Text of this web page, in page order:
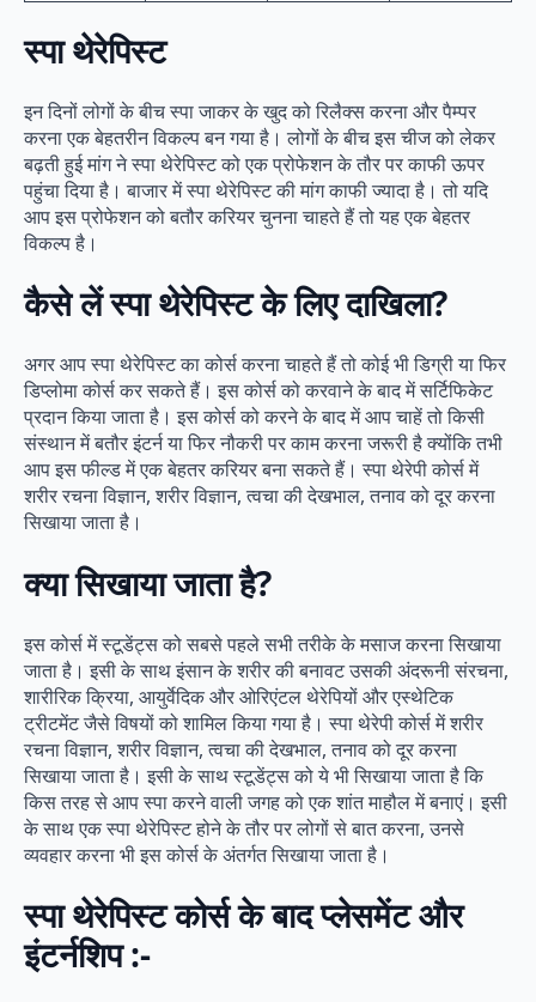
स्पा थेरेपिस्ट
इन दिनों लोगों के बीच स्पा जाकर के खुद को रिलैक्स करना और पैम्पर
करना एक बेहतरीन विकल्प बन गया है। लोगों के बीच इस चीज को लेकर
बढ़ती हुई मांग ने स्पा थेरेपिस्ट को एक प्रोफेशन के तौर पर काफी ऊपर
पहुंचा दिया है। बाजार में स्पा थेरेपिस्ट की मांग काफी ज्यादा है। तो यदि
आप इस प्रोफेशन को बतौर करियर चुनना चाहते हैं तो यह एक बेहतर
विकल्प है।
कैसे लें स्पा थेरेपिस्ट के लिए दाखिला?
अगर आप स्पा थेरेपिस्ट का कोर्स करना चाहते हैं तो कोई भी डिग्री या फिर
डिप्लोमा कोर्स कर सकते हैं। इस कोर्स को करवाने के बाद में सर्टिफिकेट
प्रदान किया जाता है। इस कोर्स को करने के बाद में आप चाहें तो किसी
संस्थान में बतौर इंटर्न या फिर नौकरी पर काम करना जरूरी है क्योंकि तभी
आप इस फील्ड में एक बेहतर करियर बना सकते हैं। स्पा थेरेपी कोर्स में
शरीर रचना विज्ञान, शरीर विज्ञान, त्वचा की देखभाल, तनाव को दूर करना
सिखाया जाता है।
क्या सिखाया जाता है?
इस कोर्स में स्टूडेंट्स को सबसे पहले सभी तरीके के मसाज करना सिखाया
जाता है। इसी के साथ इंसान के शरीर की बनावट उसकी अंदरूनी संरचना,
शारीरिक क्रिया, आयुर्वेदिक और ओरिएंटल थेरेपियों और एस्थेटिक
ट्रीटमेंट जैसे विषयों को शामिल किया गया है। स्पा थेरेपी कोर्स में शरीर
रचना विज्ञान, शरीर विज्ञान, त्वचा की देखभाल, तनाव को दूर करना
सिखाया जाता है। इसी के साथ स्टूडेंट्स को ये भी सिखाया जाता है कि
किस तरह से आप स्पा करने वाली जगह को एक शांत माहौल में बनाएं। इसी
के साथ एक स्पा थेरेपिस्ट होने के तौर पर लोगों से बात करना, उनसे
व्यवहार करना भी इस कोर्स के अंतर्गत सिखाया जाता है।
स्पा थेरेपिस्ट कोर्स के बाद प्लेसमेंट और
इंटर्नशिप :-